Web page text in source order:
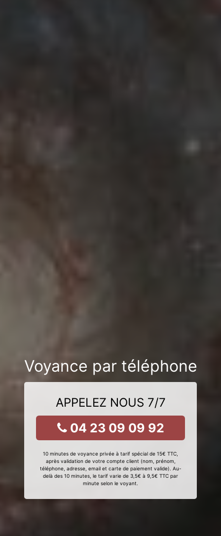
Voyance par téléphone
APPELEZ NOUS 7/7
04 23 09 09 92
10 minutes de voyance privée à tarif spécial de 15€ TTC,
après validation de votre compte client (nom, prénom,
téléphone, adresse, email et carte de paiement valide). Au-
delà des 10 minutes, le tarif varie de 3,5€ à 9,5€ TTC par
minute selon le voyant.